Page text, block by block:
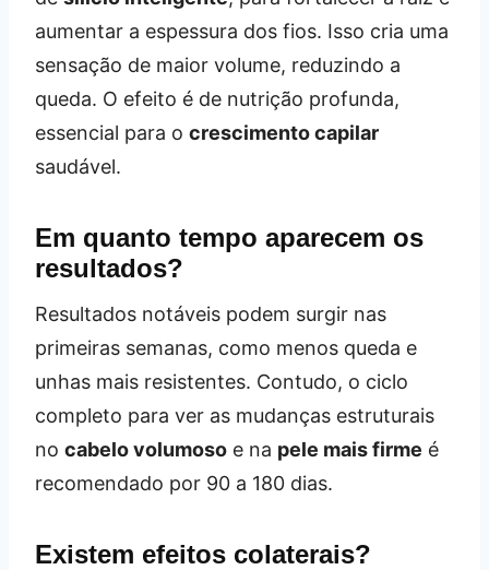
aumentar a espessura dos fios. Isso cria uma
sensação de maior volume, reduzindo a
queda. O efeito é de nutrição profunda,
essencial para o crescimento capilar
saudável.
Em quanto tempo aparecem os
resultados?
Resultados notáveis podem surgir nas
primeiras semanas, como menos queda e
unhas mais resistentes. Contudo, o ciclo
completo para ver as mudanças estruturais
no cabelo volumoso e na pele mais firme é
recomendado por 90 a 180 dias.
Existem efeitos colaterais?